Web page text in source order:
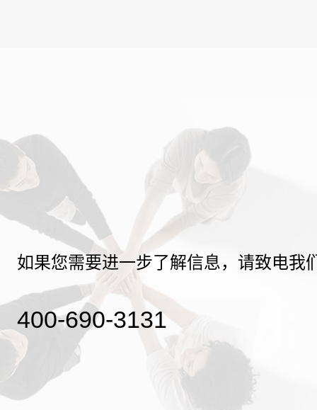
如果您需要进一步了解信息，请致电我
400-690-3131